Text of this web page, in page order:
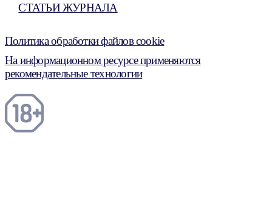
СТАТЬИ ЖУРНАЛА
Политика обработки файлов cookie
На информационном ресурсе применяются
рекомендательные технологии